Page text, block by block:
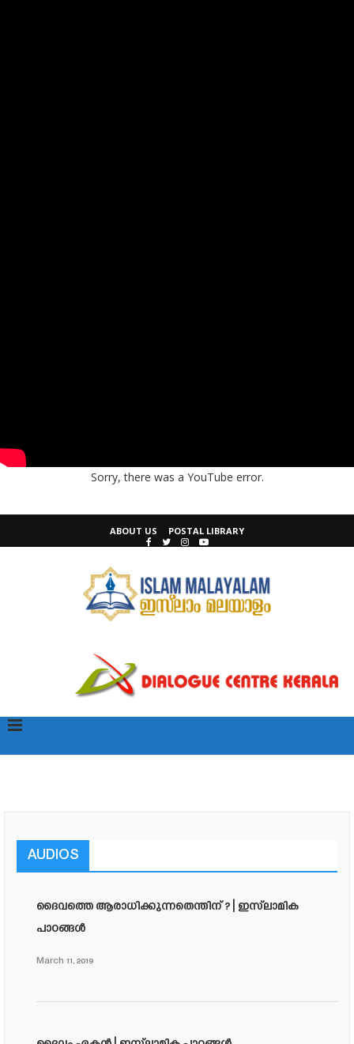
Sorry, there was a YouTube error.
ABOUT US POSTAL LIBRARY
AUDIOS
ദൈവത്തെ ആരാധിക്കുന്നതെന്തിന് ? | ഇസ്‌ലാമിക
പാഠങ്ങൾ
March 11, 2019